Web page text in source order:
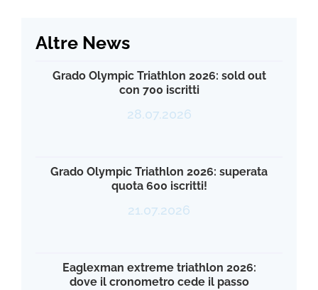
Altre News
Grado Olympic Triathlon 2026: sold out
con 700 iscritti
28.07.2026
Grado Olympic Triathlon 2026: superata
quota 600 iscritti!
21.07.2026
Eaglexman extreme triathlon 2026:
dove il cronometro cede il passo